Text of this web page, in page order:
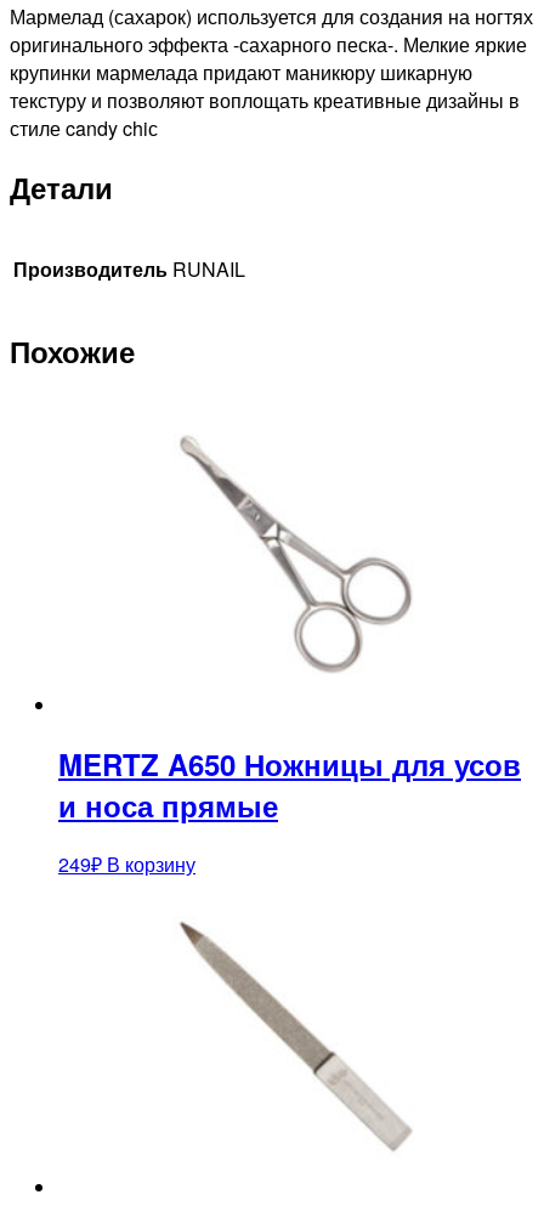
Мармелад (сахарок) используется для создания на ногтях
оригинального эффекта -сахарного песка-. Мелкие яркие
крупинки мармелада придают маникюру шикарную
текстуру и позволяют воплощать креативные дизайны в
стиле candy chiс
Детали
Производитель RUNAIL
Похожие
MERTZ A650 Ножницы для усов
и носа прямые
249₽ В корзину